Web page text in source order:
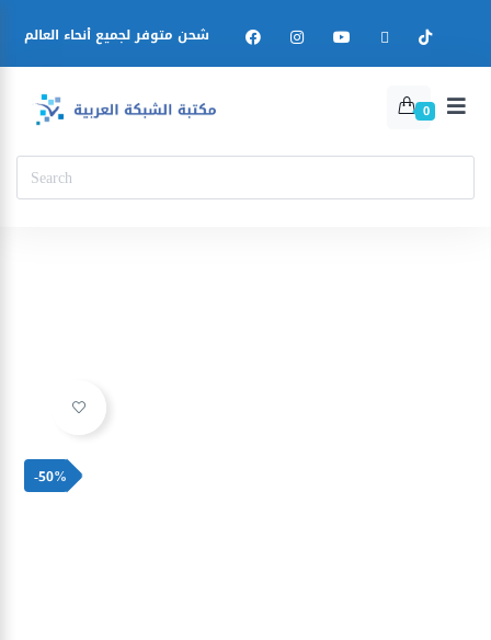
شحن متوفر لجميع أنحاء العالم
0
Ajouter à la liste d’envies
-50%